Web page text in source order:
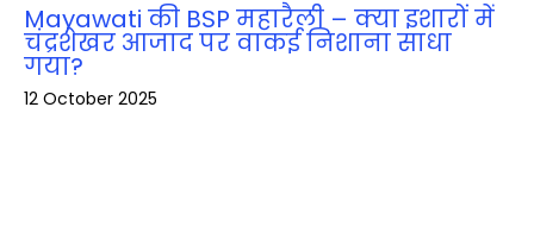
Mayawati की BSP महारैली – क्या इशारों में
चंद्रशेखर आजाद पर वाकई निशाना साधा
गया?
12 October 2025